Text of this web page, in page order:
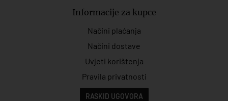
Informacije za kupce
Načini plaćanja
Načini dostave
Uvjeti korištenja
Pravila privatnosti
RASKID UGOVORA